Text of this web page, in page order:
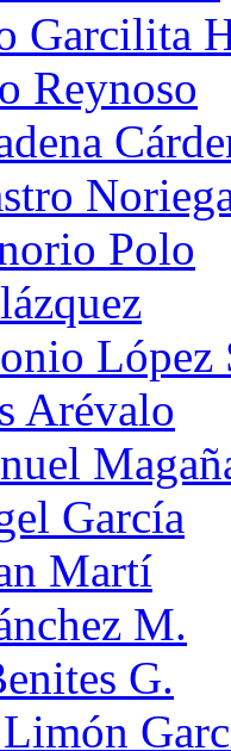
Garcilita
Reynoso
Polo
López
Arévalo
García
Martí
M.
G.